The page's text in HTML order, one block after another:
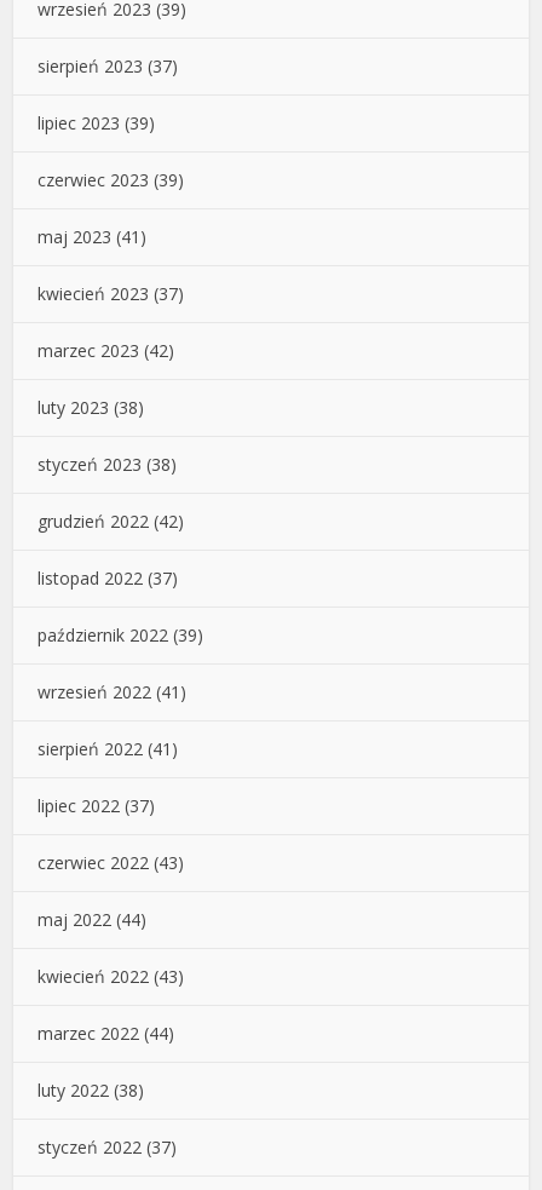
wrzesień 2023 (39)
sierpień 2023 (37)
lipiec 2023 (39)
czerwiec 2023 (39)
maj 2023 (41)
kwiecień 2023 (37)
marzec 2023 (42)
luty 2023 (38)
styczeń 2023 (38)
grudzień 2022 (42)
listopad 2022 (37)
październik 2022 (39)
wrzesień 2022 (41)
sierpień 2022 (41)
lipiec 2022 (37)
czerwiec 2022 (43)
maj 2022 (44)
kwiecień 2022 (43)
marzec 2022 (44)
luty 2022 (38)
styczeń 2022 (37)